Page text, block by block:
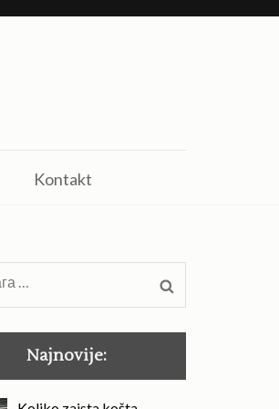
Kontakt
Претрага
за:
Najnovije: